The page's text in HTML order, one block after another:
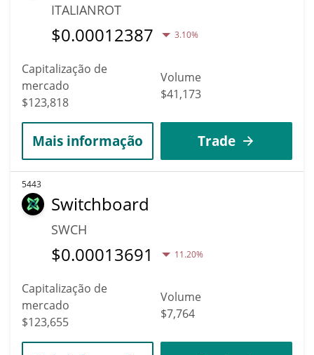
ITALIANROT
$0.00012387 3.10%
Capitalização de
mercado
$123,818
Volume
$41,173
Mais informação Trade
5443
Switchboard
SWCH
$0.00013691 11.20%
Capitalização de
mercado
$123,655
Volume
$7,764